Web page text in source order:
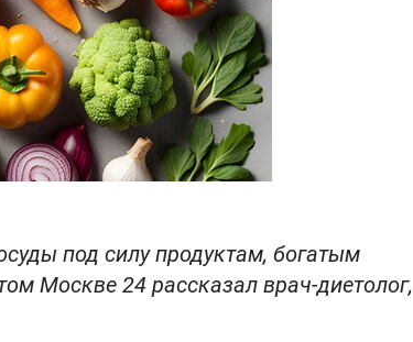
под силу продуктам, богатым
Москве 24 рассказал врач-диетолог,